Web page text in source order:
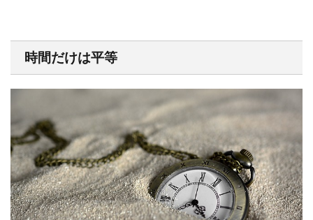
時間だけは平等